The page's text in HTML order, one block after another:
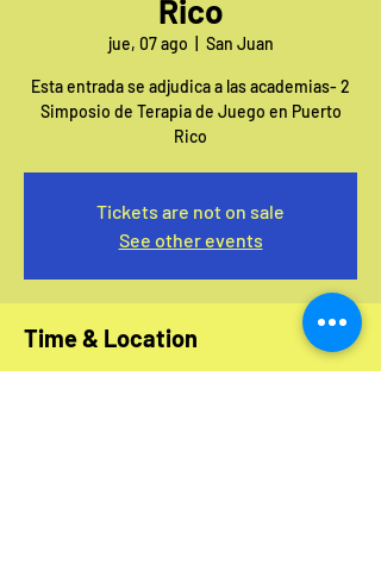
Rico
jue, 07 ago San Juan
Esta entrada se adjudica a las academias- 2
Simposio de Terapia de Juego en Puerto
Rico
Tickets are not on sale
See other events
Time & Location